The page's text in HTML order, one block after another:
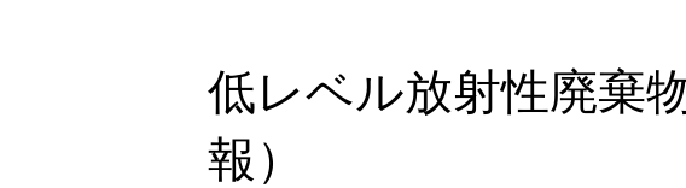
低レベル放射性廃棄
報）